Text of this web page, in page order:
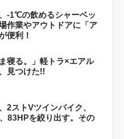
-1℃の飲めるシャーベッ
作業やアウトドアに「ア
便利！
寝る。」軽トラ×エアル
見つけた!!
2ストVツインバイク、
83HPを絞り出す。その